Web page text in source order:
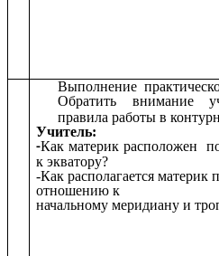
Выполнение
Обратить внимание
правила работы в
Учитель:
-Как материк расположен
к экватору?
-Как располагается материк
отношению к
начальному меридиану и